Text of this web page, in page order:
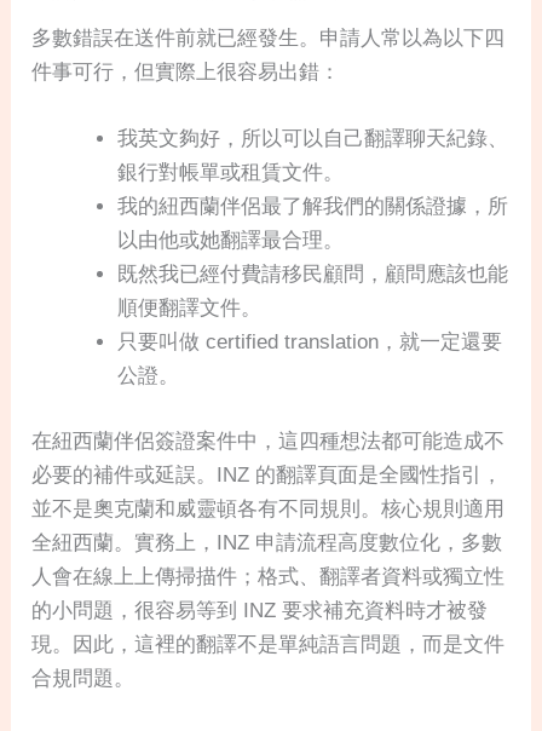
多數錯誤在送件前就已經發生。申請人常以為以下四
件事可行，但實際上很容易出錯：
我英文夠好，所以可以自己翻譯聊天紀錄、
銀行對帳單或租賃文件。
我的紐西蘭伴侶最了解我們的關係證據，所
以由他或她翻譯最合理。
既然我已經付費請移民顧問，顧問應該也能
順便翻譯文件。
只要叫做 certified translation，就一定還要
公證。
在紐西蘭伴侶簽證案件中，這四種想法都可能造成不
必要的補件或延誤。INZ 的翻譯頁面是全國性指引，
並不是奧克蘭和威靈頓各有不同規則。核心規則適用
全紐西蘭。實務上，INZ 申請流程高度數位化，多數
人會在線上上傳掃描件；格式、翻譯者資料或獨立性
的小問題，很容易等到 INZ 要求補充資料時才被發
現。因此，這裡的翻譯不是單純語言問題，而是文件
合規問題。